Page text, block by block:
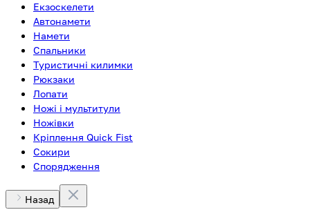
Екзоскелети
Автонамети
Намети
Спальники
Туристичні килимки
Рюкзаки
Лопати
Ножі і мультитули
Ножівки
Кріплення Quick Fist
Сокири
Спорядження
Назад